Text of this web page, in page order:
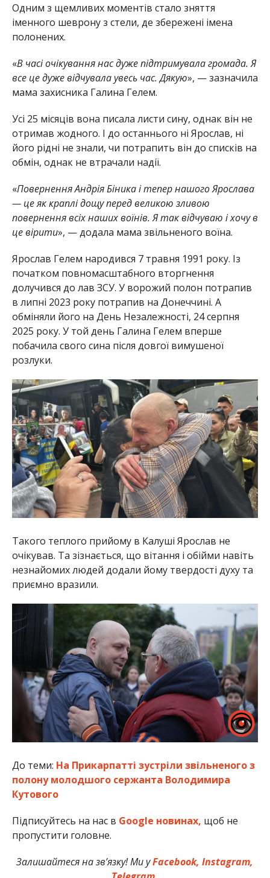
Одним з щемливих моментів стало зняття
іменного шеврону з стели, де збережені імена
полонених.
«В часі очікування нас дуже підтримувала громада. Я
все це дуже відчувала увесь час. Дякую», — зазначила
мама захисника Галина Гелем.
Усі 25 місяців вона писала листи сину, однак він не
отримав жодного. І до останнього ні Ярослав, ні
його рідні не знали, чи потрапить він до списків на
обмін, однак не втрачали надії.
«Повернення Андрія Біника і тепер нашого Ярослава
— це як краплі дощу перед великою зливою
повернення всіх наших воїнів. Я так відчуваю і хочу в
це вірити», — додала мама звільненого воїна.
Ярослав Гелем народився 7 травня 1991 року. Із
початком повномасштабного вторгнення
долучився до лав ЗСУ. У ворожий полон потрапив
в липні 2023 року потрапив на Донеччині. А
обміняли його на День Незалежності, 24 серпня
2025 року. У той день Галина Гелем вперше
побачила свого сина після довгої вимушеної
розлуки.
Такого теплого прийому в Калуші Ярослав не
очікував. Та зізнається, що вітання і обійми навіть
незнайомих людей додали йому твердості духу та
приємно вразили.
До теми: На Прикарпатті зустріли звільненого з
полону молодшого сержанта Володимира
Кутового
Підписуйтесь на нас в Google новинах, щоб не
пропустити головне.
Залишайтеся на зв’язку! Ми уFacebook, Instagram,